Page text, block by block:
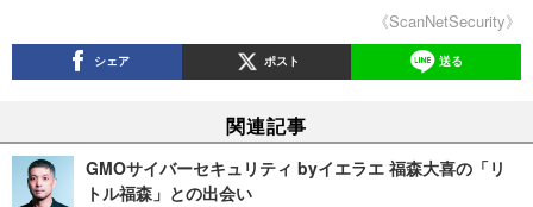
《ScanNetSecurity》
シェア ポスト 送る
関連記事
GMOサイバーセキュリティ byイエラエ 福森大喜の「リ
トル福森」との出会い